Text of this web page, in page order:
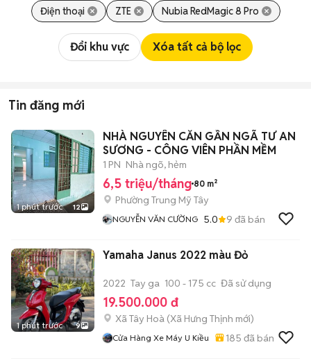
Điện thoại ZTE Nubia RedMagic 8 Pro
Đổi khu vực Xóa tất cả bộ lọc
Tin đăng mới
1 phút trước 12
NHÀ NGUYÊN CĂN GẦN NGÃ TƯ AN
SƯƠNG - CÔNG VIÊN PHẦN MỀM
1 PN Nhà ngõ, hẻm
6,5 triệu/tháng 80 m²
Phường Trung Mỹ Tây
NGUYỄN VĂN CƯỜNG 5.0 9 đã bán
1 phút trước 9
Yamaha Janus 2022 màu Đỏ
2022 Tay ga 100 - 175 cc Đã sử dụng
19.500.000 đ
Xã Tây Hoà (Xã Hưng Thịnh mới)
Cửa Hàng Xe Máy U Kiều 185 đã bán